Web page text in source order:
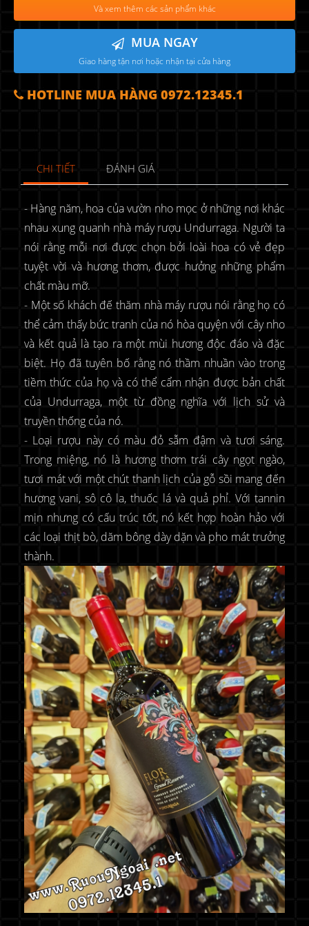
Và xem thêm các sản phẩm khác
MUA NGAY
Giao hàng tận nơi hoặc nhận tại cửa hàng
HOTLINE MUA HÀNG 0972.12345.1
CHI TIẾT ĐÁNH GIÁ
- Hàng năm, hoa của vườn nho mọc ở những nơi khác
nhau xung quanh nhà máy rượu Undurraga. Người ta
nói rằng mỗi nơi được chọn bởi loài hoa có vẻ đẹp
tuyệt vời và hương thơm, được hưởng những phẩm
chất màu mỡ.
- Một số khách đế thăm nhà máy rượu nói rằng họ có
thể cảm thấy bức tranh của nó hòa quyện với cây nho
và kết quả là tạo ra một mùi hương độc đáo và đặc
biệt. Họ đã tuyên bố rằng nó thầm nhuần vào trong
tiềm thức của họ và có thể cẩm nhận được bản chất
của Undurraga, một từ đồng nghĩa với lịch sử và
truyền thống của nó.
- Loại rượu này có màu đỏ sẫm đậm và tươi sáng.
Trong miệng, nó là hương thơm trái cây ngọt ngào,
tươi mát với một chút thanh lịch của gỗ sồi mang đến
hương vani, sô cô la, thuốc lá và quả phỉ. Với tannin
mịn nhưng có cấu trúc tốt, nó kết hợp hoàn hảo với
các loại thịt bò, dăm bông dày dặn và pho mát trưởng
thành.